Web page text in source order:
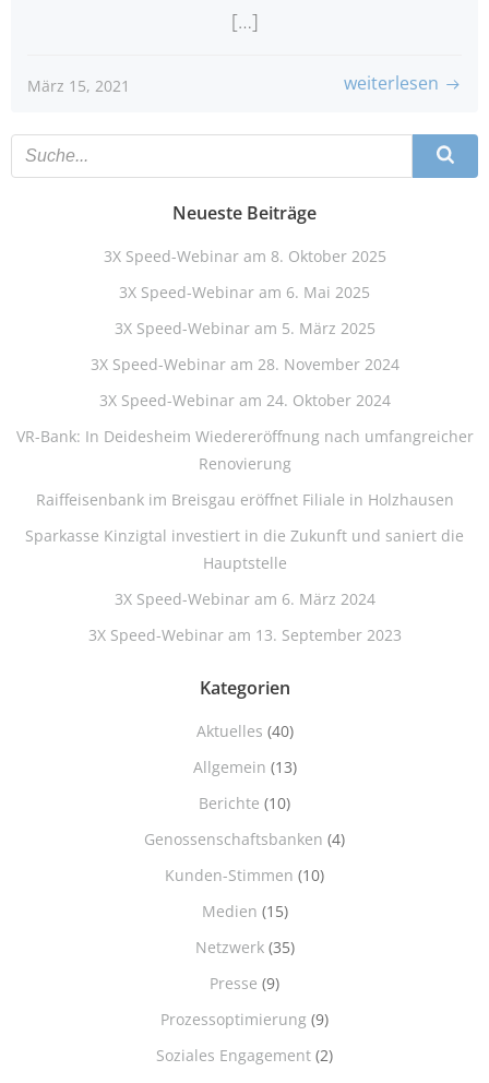
[…]
März 15, 2021 weiterlesen
Neueste Beiträge
3X Speed-Webinar am 8. Oktober 2025
3X Speed-Webinar am 6. Mai 2025
3X Speed-Webinar am 5. März 2025
3X Speed-Webinar am 28. November 2024
3X Speed-Webinar am 24. Oktober 2024
VR-Bank: In Deidesheim Wiedereröffnung nach umfangreicher
Renovierung
Raiffeisenbank im Breisgau eröffnet Filiale in Holzhausen
Sparkasse Kinzigtal investiert in die Zukunft und saniert die
Hauptstelle
3X Speed-Webinar am 6. März 2024
3X Speed-Webinar am 13. September 2023
Kategorien
Aktuelles (40)
Allgemein (13)
Berichte (10)
Genossenschaftsbanken (4)
Kunden-Stimmen (10)
Medien (15)
Netzwerk(35)
Presse (9)
Prozessoptimierung (9)
Soziales Engagement (2)